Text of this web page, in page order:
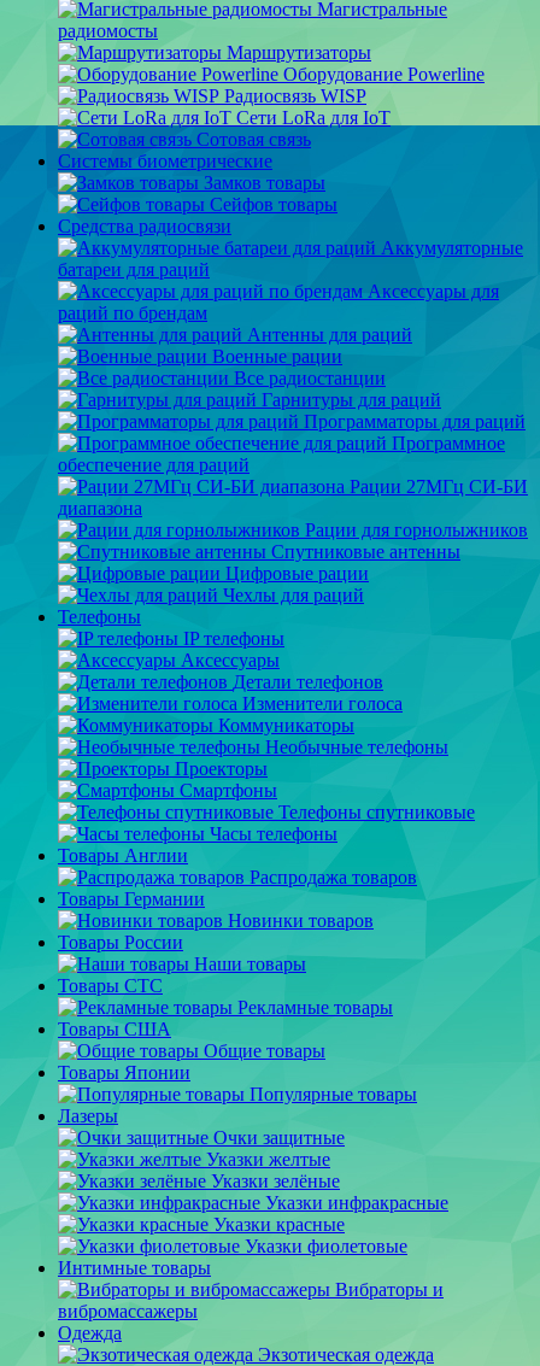
Магистральные
радиомосты
Маршрутизаторы
Оборудование Powerline
Радиосвязь WISP
Сети LoRa для IoT
Сотовая связь
Системы биометрические
Замков товары
Сейфов товары
Средства радиосвязи
Аккумуляторные
батареи для раций
Аксессуары для
раций по брендам
Антенны для раций
Военные рации
Все радиостанции
Гарнитуры для раций
Программаторы для раций
Программное
обеспечение для раций
Рации 27МГц СИ-БИ
диапазона
Рации для горнолыжников
Спутниковые антенны
Цифровые рации
Чехлы для раций
Телефоны
IP телефоны
Аксессуары
Детали телефонов
Изменители голоса
Коммуникаторы
Необычные телефоны
Проекторы
Смартфоны
Телефоны спутниковые
Часы телефоны
Товары Англии
Распродажа товаров
Товары Германии
Новинки товаров
Товары России
Наши товары
Товары СТС
Рекламные товары
Товары США
Общие товары
Товары Японии
Популярные товары
Лазеры
Очки защитные
Указки желтые
Указки зелёные
Указки инфракрасные
Указки красные
Указки фиолетовые
Интимные товары
Вибраторы и
вибромассажеры
Одежда
Экзотическая одежда